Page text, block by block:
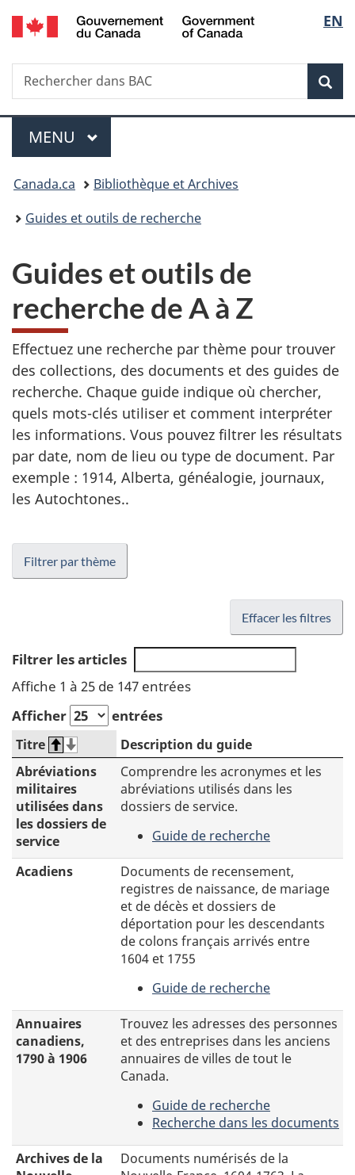
Passer
au
Passer
à
du
Passer
à
simplifiée
de
la
EN
Recherche
Rechercher
dans
Menu
MENU PRINCIPAL
Vous
êtes
Canada.ca
Bibliothèque et Archives
Guides et outils de recherche
Guides et outils de
recherche de A à Z
Effectuez une recherche par thème pour trouver
des collections, des documents et des guides de
recherche. Chaque guide indique où chercher,
quels mots-clés utiliser et comment interpréter
les informations. Vous pouvez filtrer les résultats
par date, nom de lieu ou type de document. Par
exemple : 1914, Alberta, généalogie, journaux,
les Autochtones..
Filtrer par thème
Effacer les filtres
Filtrer les articles
Affiche 1 à 25 de 147 entrées
Afficher
entrées
Titre
Description du guide
Abréviations
militaires
utilisées dans
les dossiers de
service
Comprendre les acronymes et les
abréviations utilisés dans les
dossiers de service.
Guide de recherche
Abréviations
militaires
utilisées
dans
les
dossiers
service
Acadiens
Documents de recensement,
registres de naissance, de mariage
et de décès et dossiers de
déportation pour les descendants
de colons français arrivés entre
1604 et 1755
Guide de recherche
Acadiens
Annuaires
canadiens,
1790 à 1906
Trouvez les adresses des personnes
et des entreprises dans les anciens
annuaires de villes de tout le
Canada.
Guide de recherche
-
canadiens,
Recherche dans les documents
Trouvez
Archives de la
Documents numérisés de la